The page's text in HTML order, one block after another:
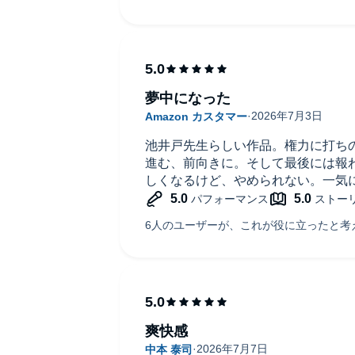
池井戸先生らしい作品。権力に打ち
進む、前向きに。そして最後には報
しくなるけど、やめられない。一気
夢中になった
爽快感